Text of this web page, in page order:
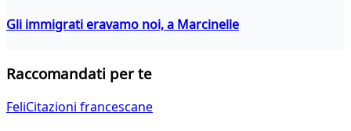
Gli immigrati eravamo noi, a Marcinelle
Raccomandati per te
FeliCitazioni francescane